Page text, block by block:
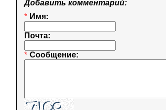
Добавить комментарий:
* Имя:
Почта:
* Сообщение: